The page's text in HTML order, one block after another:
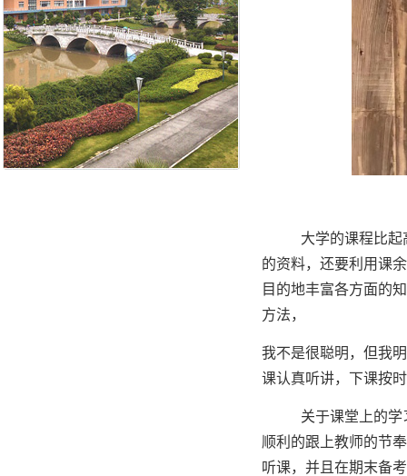
大学的课程比
的资料，还要利用课
目的地丰富各方面的
方法，
我不是很聪明，但我
课认真听讲，下课按
关于课堂上的
顺利的跟上教师的节
听课，并且在期末备